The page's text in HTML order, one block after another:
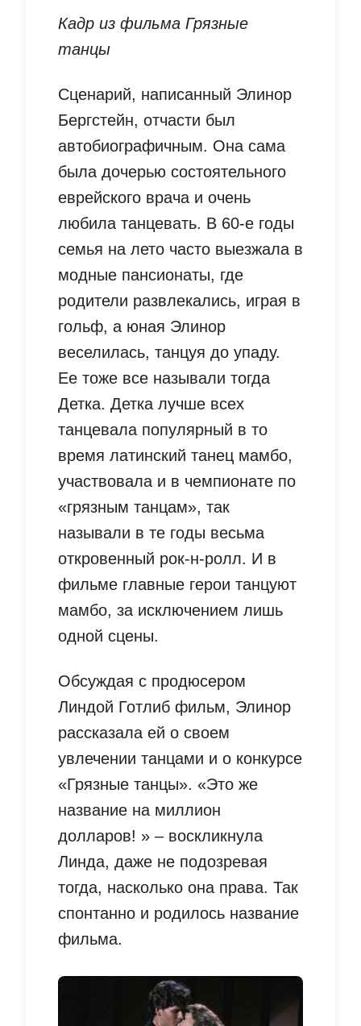
Кадр из фильма Грязные
танцы
Сценарий, написанный Элинор
Бергстейн, отчасти был
автобиографичным. Она сама
была дочерью состоятельного
еврейского врача и очень
любила танцевать. В 60-е годы
семья на лето часто выезжала в
модные пансионаты, где
родители развлекались, играя в
гольф, а юная Элинор
веселилась, танцуя до упаду.
Ее тоже все называли тогда
Детка. Детка лучше всех
танцевала популярный в то
время латинский танец мамбо,
участвовала и в чемпионате по
«грязным танцам», так
называли в те годы весьма
откровенный рок-н-ролл. И в
фильме главные герои танцуют
мамбо, за исключением лишь
одной сцены.
Обсуждая с продюсером
Линдой Готлиб фильм, Элинор
рассказала ей о своем
увлечении танцами и о конкурсе
«Грязные танцы». «Это же
название на миллион
долларов! » – воскликнула
Линда, даже не подозревая
тогда, насколько она права. Так
спонтанно и родилось название
фильма.